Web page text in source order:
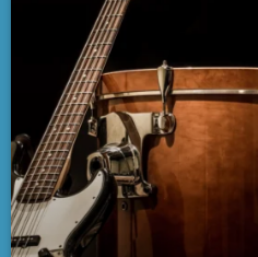
BARCELONA
MALLORCA
PODCASTS
TIENDA
EN VIVO AHORA!